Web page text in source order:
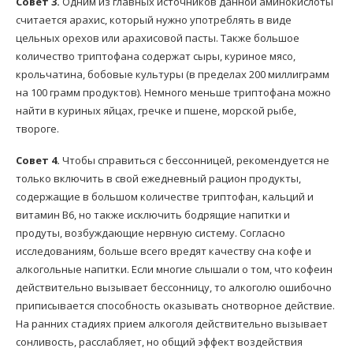
считается арахис, который нужно употреблять в виде
цельных орехов или арахисовой пасты. Также большое
количество триптофана содержат сыры, куриное мясо,
крольчатина, бобовые культуры (в пределах 200 миллиграмм
на 100 грамм продуктов). Немного меньше триптофана можно
найти в куриных яйцах, гречке и пшене, морской рыбе,
твороге.
Совет 4. Чтобы справиться с бессонницей, рекомендуется не
только включить в свой ежедневный рацион продукты,
содержащие в большом количестве триптофан, кальций и
витамин В6, но также исключить бодрящие напитки и
продуты, возбуждающие нервную систему. Согласно
исследованиям, больше всего вредят качеству сна кофе и
алкогольные напитки. Если многие слышали о том, что кофеин
действительно вызывает бессонницу, то алкоголю ошибочно
приписывается способность оказывать снотворное действие.
На ранних стадиях прием алкоголя действительно вызывает
сонливость, расслабляет, но общий эффект воздействия